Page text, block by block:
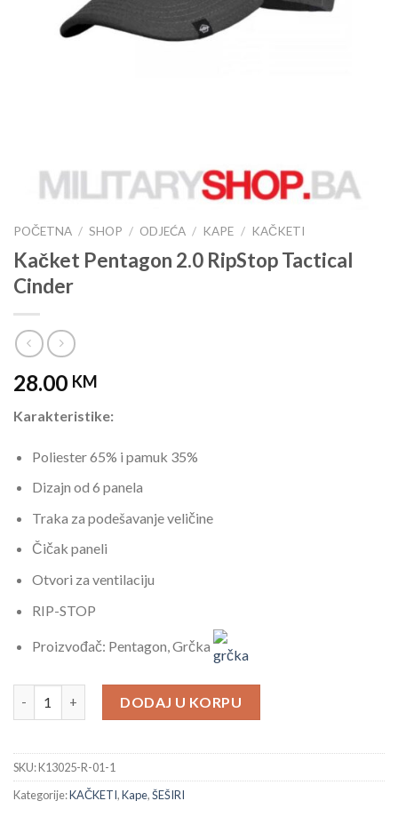
POČETNA / SHOP / ODJEĆA / KAPE / KAČKETI
Kačket Pentagon 2.0 RipStop Tactical
Cinder
28.00 KM
Karakteristike:
Poliester 65% i pamuk 35%
Dizajn od 6 panela
Traka za podešavanje veličine
Čičak paneli
Otvori za ventilaciju
RIP-STOP
Proizvođač: Pentagon, Grčka
DODAJ U KORPU
SKU:K13025-R-01-1
Kategorije:KAČKETI,Kape,ŠEŠIRI